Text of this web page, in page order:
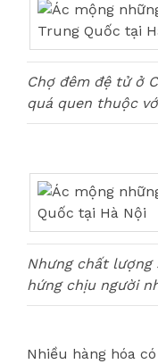
Chợ đêm đệ tử ở
quá quen thuộc
Nhưng chất lượng
hứng chịu người
Nhiều hàng hóa